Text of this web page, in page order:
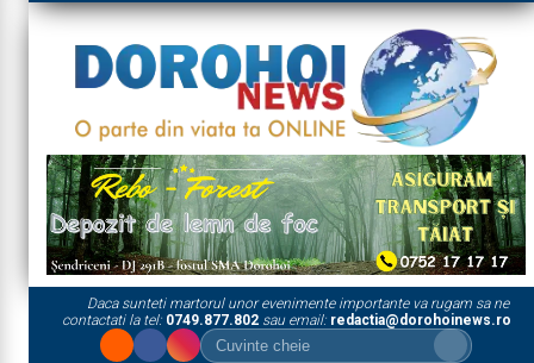
Daca sunteti martorul unor evenimente importante va rugam sa ne
contactati la tel: 0749.877.802sau email: redactia@dorohoinews.ro